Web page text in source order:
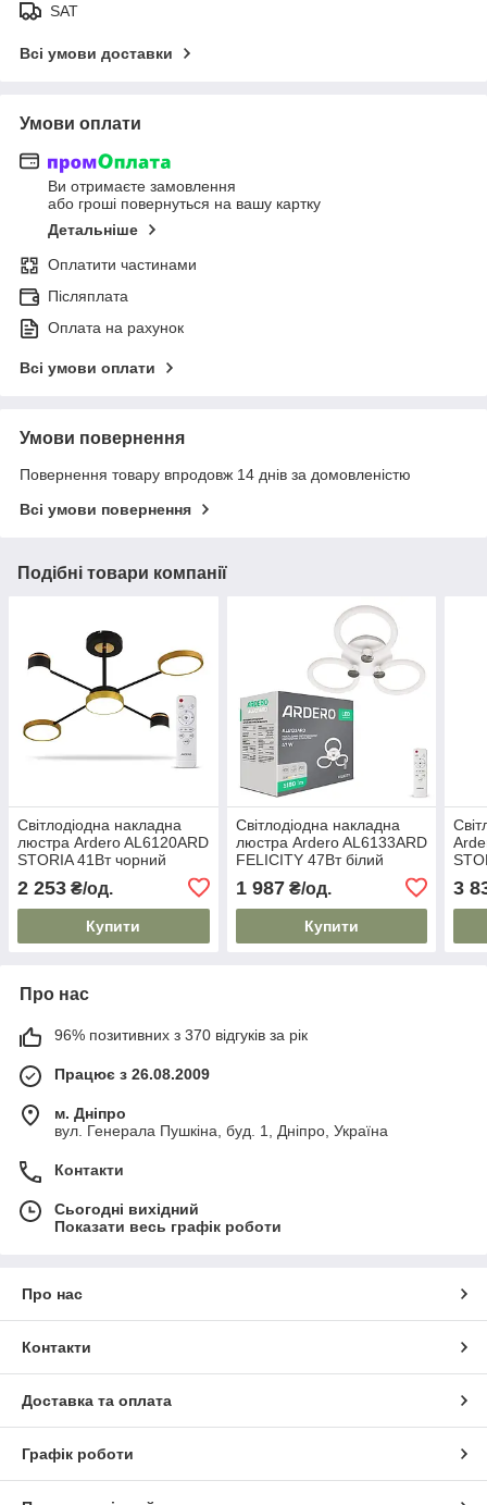
SAT
Всі умови доставки
Умови оплати
Ви отримаєте замовлення
або гроші повернуться на вашу картку
Детальніше
Оплатити частинами
Післяплата
Оплата на рахунок
Всі умови оплати
Умови повернення
Повернення товару впродовж 14 днів за домовленістю
Всі умови повернення
Подібні товари компанії
Світлодіодна накладна
люстра Ardero AL6120ARD
STORIA 41Вт чорний
2 253 ₴/од.
Купити
Світлодіодна накладна
люстра Ardero AL6133ARD
FELICITY 47Вт білий
1 987₴/од.
Купити
3
Про нас
96% позитивних з 370 відгуків за рік
Працює з 26.08.2009
м. Дніпро
вул. Генерала Пушкіна, буд. 1, Дніпро, Україна
Контакти
Сьогодні вихідний
Показати весь графік роботи
Про нас
Контакти
Доставка та оплата
Графік роботи